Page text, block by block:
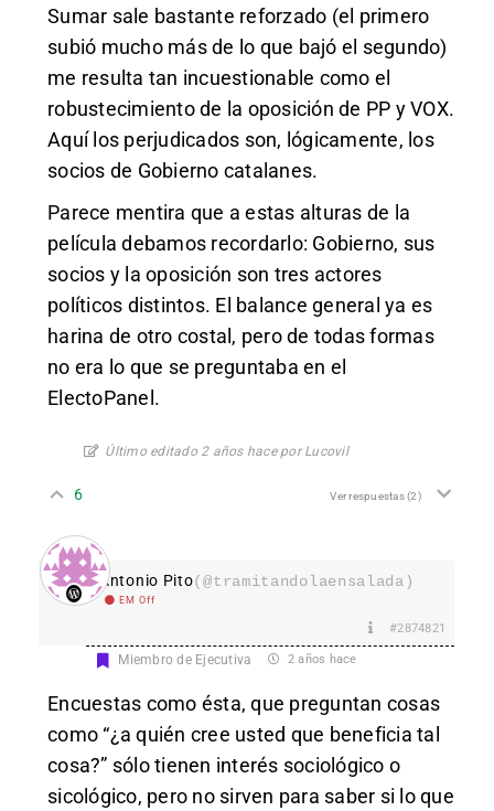
Sumar sale bastante reforzado (el primero
subió mucho más de lo que bajó el segundo)
me resulta tan incuestionable como el
robustecimiento de la oposición de PP y VOX.
Aquí los perjudicados son, lógicamente, los
socios de Gobierno catalanes.
Parece mentira que a estas alturas de la
película debamos recordarlo: Gobierno, sus
socios y la oposición son tres actores
políticos distintos. El balance general ya es
harina de otro costal, pero de todas formas
no era lo que se preguntaba en el
ElectoPanel.
Último editado 2 años hace por Lucovil
6 Ver respuestas(2)
Antonio Pito(@tramitandolaensalada)
EM Off
#2874821
Miembro de Ejecutiva 2 años hace
Encuestas como ésta, que preguntan cosas
como “¿a quién cree usted que beneficia tal
cosa?” sólo tienen interés sociológico o
sicológico, pero no sirven para saber si lo que